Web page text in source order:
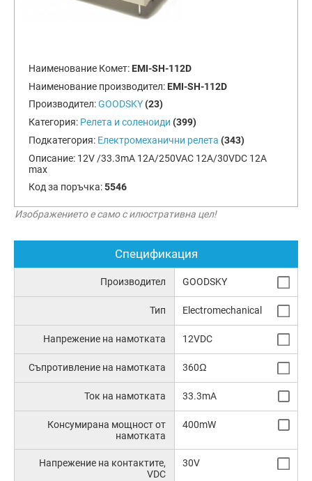
Наименование Комет: EMI-SH-112D
Наименование производител: EMI-SH-112D
Производител:GOODSKY (23)
Категория: Релета и соленоиди (399)
Подкатегория: Електромеханични релета (343)
Описание: 12V /33.3mA 12A/250VAC 12A/30VDC 12A
max
Код за поръчка:5546
Изображението е само с илюстративна цел!
Спецификация
Производител GOODSKY
Тип Electromechanical
Напрежение на намотката 12VDC
Съпротивление на намотката 360Ω
Ток на намотката 33.3mA
Консумирана мощност от
намотката
400mW
Напрежение на контактите,
VDC
30V